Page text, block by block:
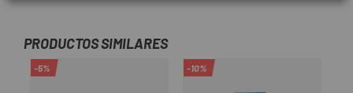
PRODUCTOS SIMILARES
-5% -10%